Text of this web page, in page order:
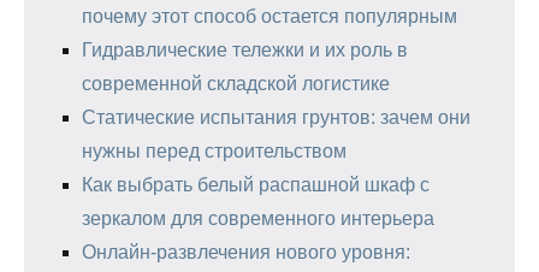
почему этот способ остается популярным
Гидравлические тележки и их роль в
современной складской логистике
Статические испытания грунтов: зачем они
нужны перед строительством
Как выбрать белый распашной шкаф с
зеркалом для современного интерьера
Онлайн-развлечения нового уровня: